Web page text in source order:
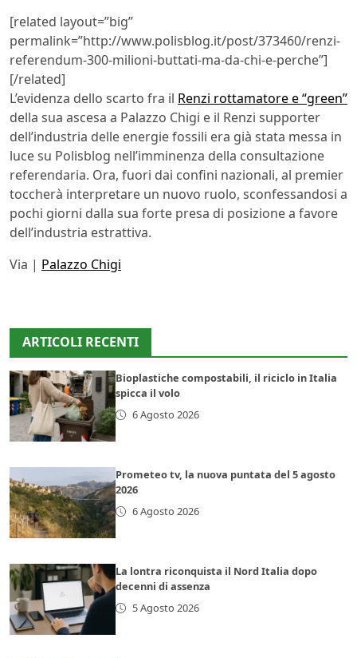
[related layout=”big”
permalink=”http://www.polisblog.it/post/373460/renzi-
referendum-300-milioni-buttati-ma-da-chi-e-perche”]
[/related]
L’evidenza dello scarto fra il Renzi rottamatore e “green”
della sua ascesa a Palazzo Chigi e il Renzi supporter
dell’industria delle energie fossili era già stata messa in
luce su Polisblog nell’imminenza della consultazione
referendaria. Ora, fuori dai confini nazionali, al premier
toccherà interpretare un nuovo ruolo, sconfessandosi a
pochi giorni dalla sua forte presa di posizione a favore
dell’industria estrattiva.
Via | Palazzo Chigi
ARTICOLI RECENTI
Bioplastiche compostabili, il riciclo in Italia
spicca il volo
6 Agosto 2026
Prometeo tv, la nuova puntata del 5 agosto
2026
6 Agosto 2026
La lontra riconquista il Nord Italia dopo
decenni di assenza
5 Agosto 2026